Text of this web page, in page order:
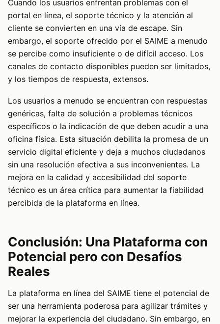
Cuando los usuarios enfrentan problemas con el
portal en línea, el soporte técnico y la atención al
cliente se convierten en una vía de escape. Sin
embargo, el soporte ofrecido por el SAIME a menudo
se percibe como insuficiente o de difícil acceso. Los
canales de contacto disponibles pueden ser limitados,
y los tiempos de respuesta, extensos.
Los usuarios a menudo se encuentran con respuestas
genéricas, falta de solución a problemas técnicos
específicos o la indicación de que deben acudir a una
oficina física. Esta situación debilita la promesa de un
servicio digital eficiente y deja a muchos ciudadanos
sin una resolución efectiva a sus inconvenientes. La
mejora en la calidad y accesibilidad del soporte
técnico es un área crítica para aumentar la fiabilidad
percibida de la plataforma en línea.
Conclusión: Una Plataforma con
Potencial pero con Desafíos
Reales
La plataforma en línea del SAIME tiene el potencial de
ser una herramienta poderosa para agilizar trámites y
mejorar la experiencia del ciudadano. Sin embargo, en